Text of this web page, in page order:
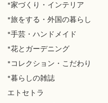
*家づくり・インテリア
*旅をする・外国の暮らし
*手芸・ハンドメイド
*花とガーデニング
*コレクション・こだわり
*暮らしの雑誌
エトセトラ